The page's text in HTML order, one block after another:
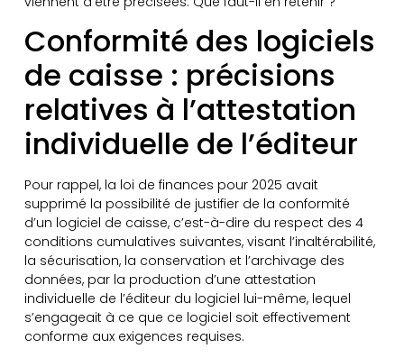
Conformité des logiciels
de caisse : précisions
relatives à l’attestation
individuelle de l’éditeur
Pour rappel, la loi de finances pour 2025 avait
supprimé la possibilité de justifier de la conformité
d’un logiciel de caisse, c’est-à-dire du respect des 4
conditions cumulatives suivantes, visant l’inaltérabilité,
la sécurisation, la conservation et l’archivage des
données, par la production d’une attestation
individuelle de l’éditeur du logiciel lui-même, lequel
s’engageait à ce que ce logiciel soit effectivement
conforme aux exigences requises.